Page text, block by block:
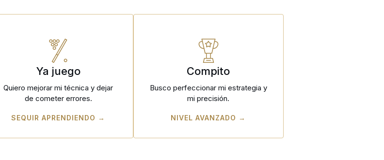
Ya juego
Quiero mejorar mi técnica y dejar
de cometer errores.
SEQUIR APRENDIENDO →
Compito
Busco perfeccionar mi estrategia y
mi precisión.
NIVEL AVANZADO →